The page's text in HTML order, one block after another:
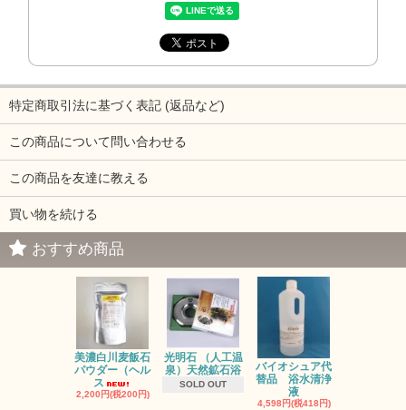
特定商取引法に基づく表記 (返品など)
この商品について問い合わせる
この商品を友達に教える
買い物を続ける
おすすめ商品
美濃白川麦飯石
パウダー（ヘル
ス
2,200円(税200円)
光明石 （人工温
泉）天然鉱石浴
SOLD OUT
バイオシュア代
替品 浴水清浄
液
4,598円(税418円)